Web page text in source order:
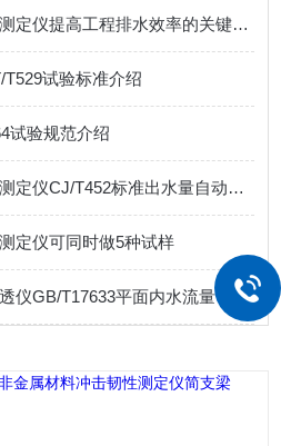
土工排水网纵向导水率测定仪提高工程排水效率的关键工具
试验标准介绍
试验规范介绍
土工排水网纵向导水率测定仪CJ/T452标准出水量自动显示
定仪可同时做5种试样
仪GB/T17633平面内水流量